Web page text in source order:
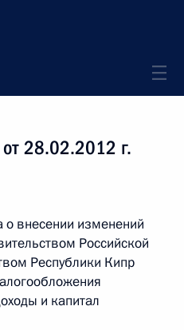
28.02.2012 г.
внесении изменений
Российской
Республики Кипр
и капитал